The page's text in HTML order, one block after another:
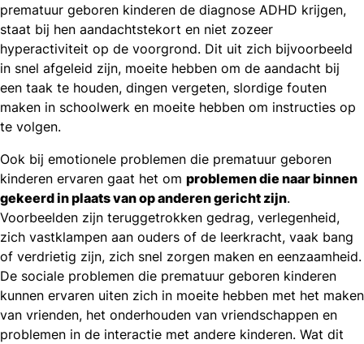
prematuur geboren kinderen de diagnose ADHD krijgen,
staat bij hen aandachtstekort en niet zozeer
hyperactiviteit op de voorgrond. Dit uit zich bijvoorbeeld
in snel afgeleid zijn, moeite hebben om de aandacht bij
een taak te houden, dingen vergeten, slordige fouten
maken in schoolwerk en moeite hebben om instructies op
te volgen.
Ook bij emotionele problemen die prematuur geboren
kinderen ervaren gaat het om problemen die naar binnen
gekeerd in plaats van op anderen gericht zijn.
Voorbeelden zijn teruggetrokken gedrag, verlegenheid,
zich vastklampen aan ouders of de leerkracht, vaak bang
of verdrietig zijn, zich snel zorgen maken en eenzaamheid.
De sociale problemen die prematuur geboren kinderen
kunnen ervaren uiten zich in moeite hebben met het maken
van vrienden, het onderhouden van vriendschappen en
problemen in de interactie met andere kinderen. Wat dit